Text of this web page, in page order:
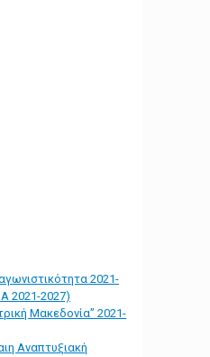
2021-
2021-2027)
Μακεδονία” 2021-
Αναπτυξιακή